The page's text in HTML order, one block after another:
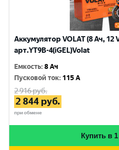
Аккумулятор VOLAT (8 Ач, 12
арт.YT9B-4(iGEL)Volat
Емкость:8 Ач
Пусковой ток: 115 A
2 916руб.
2 844 руб.
при обмене
Купить в